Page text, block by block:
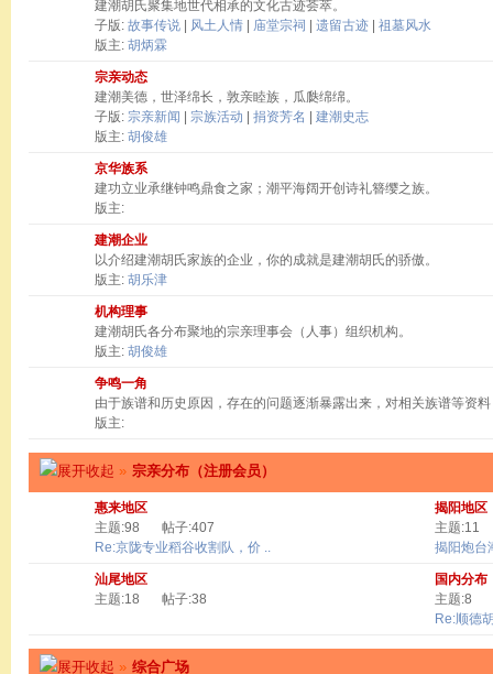
建潮胡氏聚集地世代相承的文化古迹荟萃。
子版: 故事传说 风土人情 庙堂宗祠 遗留古迹
祖墓风水
版主: 胡炳霖
宗亲动态
建潮美德，世泽绵长，敦亲睦族，瓜瓞绵绵。
子版: 宗亲新闻 宗族活动 捐资芳名
建潮史志
版主: 胡俊雄
京华族系
建功立业承继钟鸣鼎食之家；潮平海阔开创诗礼簪缨之族。
版主:
建潮企业
以介绍建潮胡氏家族的企业，你的成就是建潮胡氏的骄傲。
版主: 胡乐津
机构理事
建潮胡氏各分布聚地的宗亲理事会（人事）组织机构。
版主: 胡俊雄
争鸣一角
由于族谱和历史原因，存在的问题逐渐暴露出来，对相关族谱等资
版主:
» 宗亲分布（注册会员）
惠来地区
主题:98
帖子:407
Re:京陇专业稻谷收割队，价 ..
揭阳地区
主题:11
揭阳炮台
汕尾地区
主题:18
帖子:38
国内分布
主题:8
Re:顺德
» 综合广场